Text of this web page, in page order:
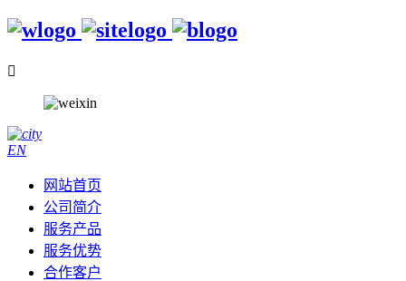

EN
网站首页
公司简介
服务产品
服务优势
合作客户